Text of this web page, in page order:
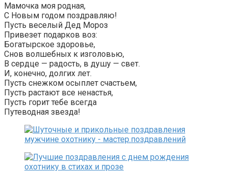
Мамочка моя родная,
С Новым годом поздравляю!
Пусть веселый Дед Мороз
Привезет подарков воз:
Богатырское здоровье,
Снов волшебных к изголовью,
В сердце — радость, в душу — свет.
И, конечно, долгих лет.
Пусть снежком осыплет счастьем,
Пусть растают все ненастья,
Пусть горит тебе всегда
Путеводная звезда!